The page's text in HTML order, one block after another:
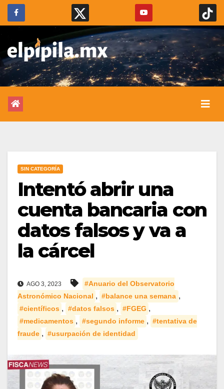
SIN CATEGORÍA
Intentó abrir una
cuenta bancaria con
datos falsos y va a
la cárcel
AGO 3, 2023
#Anuario del Observatorio
Astronómico Nacional , #balance una semana ,
#científicos , #datos falsos , #FGEG ,
#medicamentos , #segundo informe , #tentativa de
fraude , #usurpación de identidad